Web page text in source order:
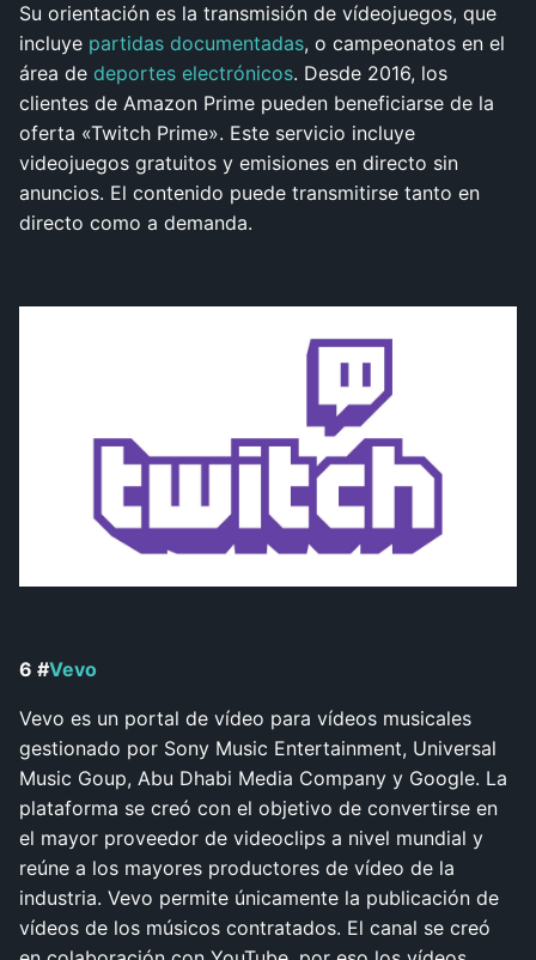
Su orientación es la transmisión de vídeojuegos, que
incluye partidas documentadas, o campeonatos en el
área de deportes electrónicos. Desde 2016, los
clientes de Amazon Prime pueden beneficiarse de la
oferta «Twitch Prime». Este servicio incluye
videojuegos gratuitos y emisiones en directo sin
anuncios. El contenido puede transmitirse tanto en
directo como a demanda.
6 #Vevo
Vevo es un portal de vídeo para vídeos musicales
gestionado por Sony Music Entertainment, Universal
Music Goup, Abu Dhabi Media Company y Google. La
plataforma se creó con el objetivo de convertirse en
el mayor proveedor de videoclips a nivel mundial y
reúne a los mayores productores de vídeo de la
industria. Vevo permite únicamente la publicación de
vídeos de los músicos contratados. El canal se creó